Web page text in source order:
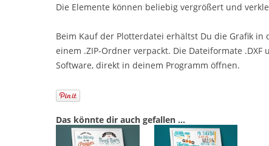
Die Elemente können beliebig vergrößert und
Beim Kauf der Plotterdatei erhältst Du die Grafik in
einem .ZIP-Ordner verpackt. Die Dateiformate .DXF
Software, direkt in deinem Programm öffnen.
Das könnte dir auch gefallen …